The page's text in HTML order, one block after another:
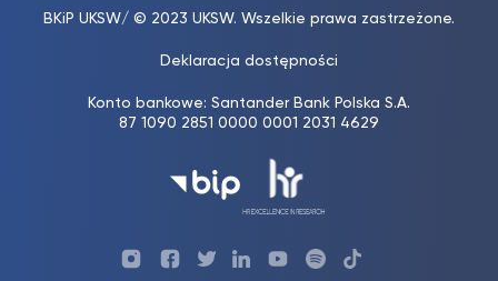
BKiP UKSW/ © 2023 UKSW. Wszelkie prawa zastrzeżone.
Deklaracja dostępności
Konto bankowe: Santander Bank Polska S.A.
87 1090 2851 0000 0001 2031 4629
Profil ProfilProfilProfil UKSWProfilUKSW